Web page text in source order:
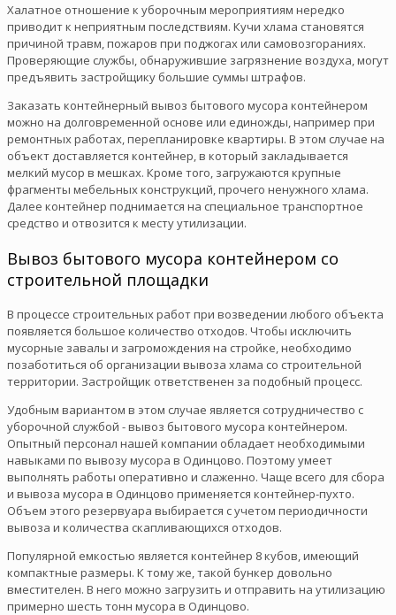
Халатное отношение к уборочным мероприятиям нередко
приводит к неприятным последствиям. Кучи хлама становятся
причиной травм, пожаров при поджогах или самовозгораниях.
Проверяющие службы, обнаружившие загрязнение воздуха, могут
предъявить застройщику большие суммы штрафов.
Заказать контейнерный вывоз бытового мусора контейнером
можно на долговременной основе или единожды, например при
ремонтных работах, перепланировке квартиры. В этом случае на
объект доставляется контейнер, в который закладывается
мелкий мусор в мешках. Кроме того, загружаются крупные
фрагменты мебельных конструкций, прочего ненужного хлама.
Далее контейнер поднимается на специальное транспортное
средство и отвозится к месту утилизации.
Вывоз бытового мусора контейнером со
строительной площадки
В процессе строительных работ при возведении любого объекта
появляется большое количество отходов. Чтобы исключить
мусорные завалы и загромождения на стройке, необходимо
позаботиться об организации вывоза хлама со строительной
территории. Застройщик ответственен за подобный процесс.
Удобным вариантом в этом случае является сотрудничество с
уборочной службой - вывоз бытового мусора контейнером.
Опытный персонал нашей компании обладает необходимыми
навыками по вывозу мусора в Одинцово. Поэтому умеет
выполнять работы оперативно и слаженно. Чаще всего для сбора
и вывоза мусора в Одинцово применяется контейнер-пухто.
Объем этого резервуара выбирается с учетом периодичности
вывоза и количества скапливающихся отходов.
Популярной емкостью является контейнер 8 кубов, имеющий
компактные размеры. К тому же, такой бункер довольно
вместителен. В него можно загрузить и отправить на утилизацию
примерно шесть тонн мусора в Одинцово.